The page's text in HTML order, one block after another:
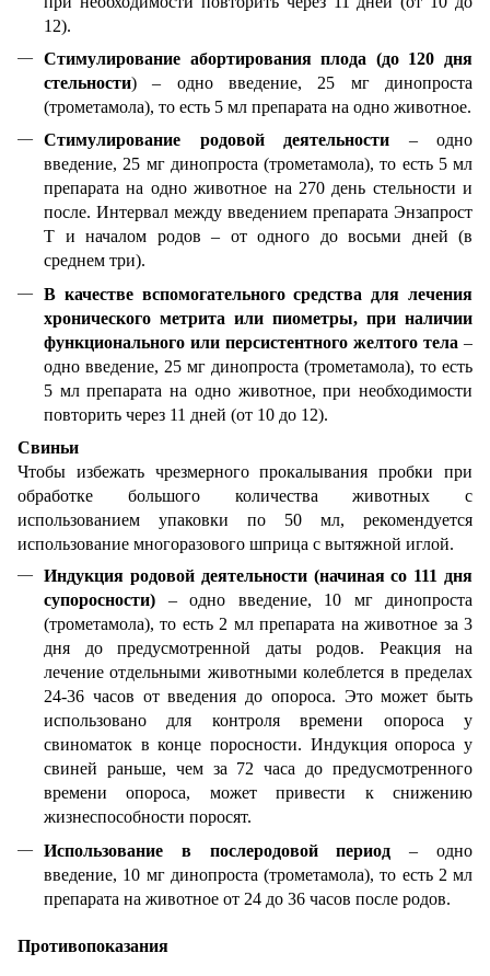
12).
Стимулирование абортирования плода (до 120 дня
стельности) – одно введение, 25 мг динопроста
(трометамола), то есть 5 мл препарата на одно животное.
Стимулирование родовой деятельности – одно
введение, 25 мг динопроста (трометамола), то есть 5 мл
препарата на одно животное на 270 день стельности и
после. Интервал между введением препарата Энзапрост
Т и началом родов – от одного до восьми дней (в
среднем три).
В качестве вспомогательного средства для лечения
хронического метрита или пиометры, при наличии
функционального или персистентного желтого тела –
одно введение, 25 мг динопроста (трометамола), то есть
5 мл препарата на одно животное, при необходимости
повторить через 11 дней (от 10 до 12).
Свиньи
Чтобы избежать чрезмерного прокалывания пробки при
обработке большого количества животных с
использованием упаковки по 50 мл, рекомендуется
использование многоразового шприца с вытяжной иглой.
Индукция родовой деятельности (начиная со 111 дня
супоросности) – одно введение, 10 мг динопроста
(трометамола), то есть 2 мл препарата на животное за 3
дня до предусмотренной даты родов. Реакция на
лечение отдельными животными колеблется в пределах
24-36 часов от введения до опороса. Это может быть
использовано для контроля времени опороса у
свиноматок в конце поросности. Индукция опороса у
свиней раньше, чем за 72 часа до предусмотренного
времени опороса, может привести к снижению
жизнеспособности поросят.
Использование в послеродовой период – одно
введение, 10 мг динопроста (трометамола), то есть 2 мл
препарата на животное от 24 до 36 часов после родов.
Противопоказания